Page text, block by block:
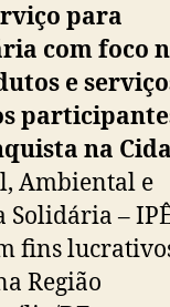
para
com foco
e
na
Ambiental e
Solidária –
fins
Região